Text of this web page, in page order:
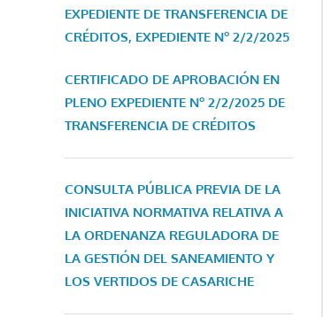
EXPEDIENTE DE TRANSFERENCIA DE
CRÉDITOS, EXPEDIENTE Nº 2/2/2025
CERTIFICADO DE APROBACIÓN EN
PLENO EXPEDIENTE Nº 2/2/2025 DE
TRANSFERENCIA DE CRÉDITOS
CONSULTA PÚBLICA PREVIA DE LA
INICIATIVA NORMATIVA RELATIVA A
LA ORDENANZA REGULADORA DE
LA GESTIÓN DEL SANEAMIENTO Y
LOS VERTIDOS DE CASARICHE